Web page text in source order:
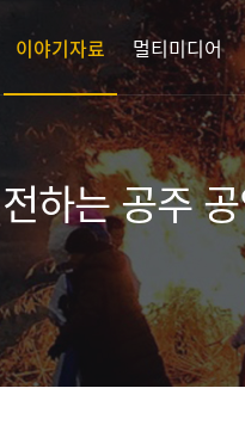
이야기자료 멀티미디어
하는 공주